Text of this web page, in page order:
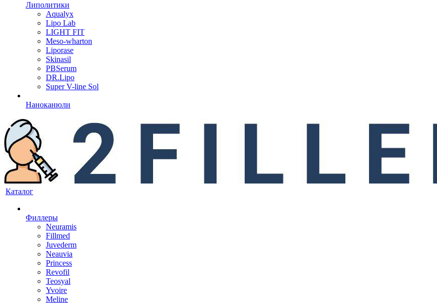
Липолитики
Aqualyx
Lipo Lab
LIGHT FIT
Meso-wharton
Liporase
Skinasil
PBSerum
DR.Lipo
Super V-line Sol
Наноканюли
Каталог
Филлеры
Neuramis
Fillmed
Juvederm
Neauvia
Princess
Revofil
Teosyal
Yvoire
Meline